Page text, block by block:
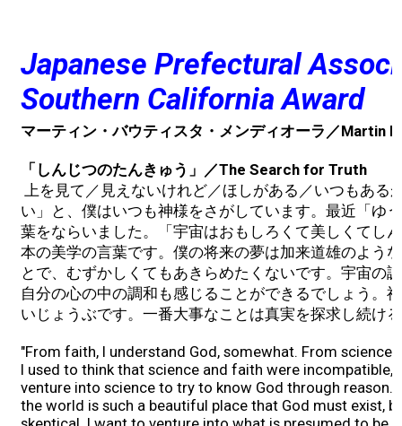
Japanese Prefectural
Southern California Award
マーティン・バウティスタ・メンディオーラ／Martin
「しんじつのたんきゅう」／The Search for Truth
上を見て／見えないけれど／ほしがある／いつもある
い」と、僕はいつも神様をさがしています。最近「ゆ
葉をならいました。「宇宙はおもしろくて美しくてし
本の美学の言葉です。僕の将来の夢は加来道雄のよう
とで、むずかしくてもあきらめたくないです。宇宙の
自分の心の中の調和も感じることができるでしょう。
いじょうぶです。一番大事なことは真実を探求し続け
"From faith, I understand God, somewhat. From science,
I used to think that science and faith were incompatible,
venture into science to try to know God through reason. I
the world is such a beautiful place that God must exist,